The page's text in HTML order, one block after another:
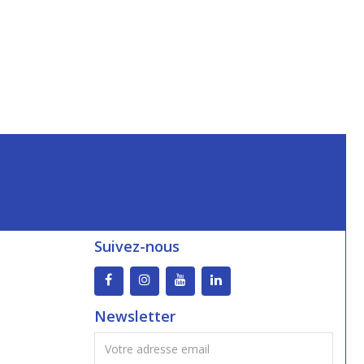
Suivez-nous
Newsletter